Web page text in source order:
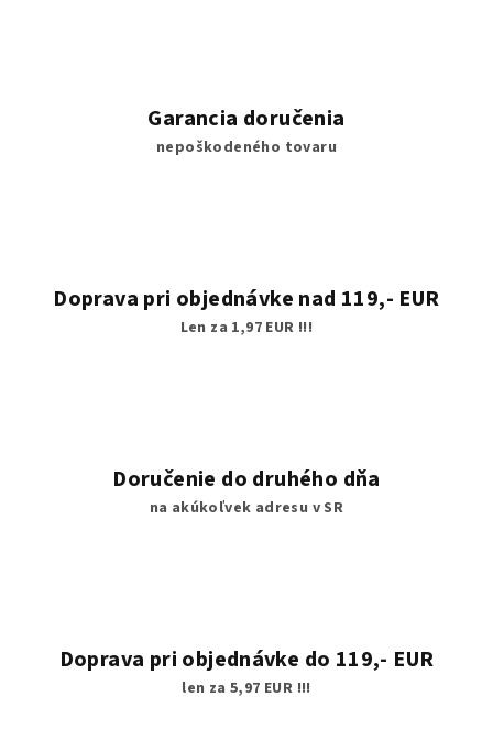
Garancia doručenia
nepoškodeného tovaru
Doprava pri objednávke nad 119,- EUR
Len za 1,97 EUR !!!
Doručenie do druhého dňa
na akúkoľvek adresu v SR
Doprava pri objednávke do 119,- EUR
len za 5,97 EUR !!!